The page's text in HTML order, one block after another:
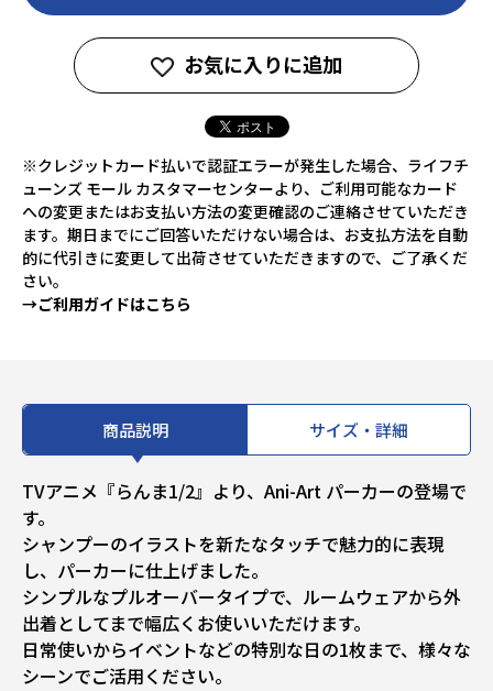
お気に入りに追加
※クレジットカード払いで認証エラーが発生した場合、ライフチ
ューンズ モール カスタマーセンターより、ご利用可能なカード
への変更またはお支払い方法の変更確認のご連絡させていただき
ます。期日までにご回答いただけない場合は、お支払方法を自動
的に代引きに変更して出荷させていただきますので、ご了承くだ
さい。
→ご利用ガイドはこちら
商品説明 サイズ・詳細
TVアニメ『らんま1/2』より、Ani-Art パーカーの登場で
す。
シャンプーのイラストを新たなタッチで魅力的に表現
し、パーカーに仕上げました。
シンプルなプルオーバータイプで、ルームウェアから外
出着としてまで幅広くお使いいただけます。
日常使いからイベントなどの特別な日の1枚まで、様々な
シーンでご活用ください。